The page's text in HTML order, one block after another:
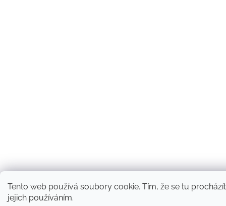
Tento web používá soubory cookie. Tím, že se tu
jejich používáním.